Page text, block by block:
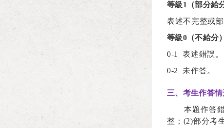
等級1（部分給
表述不完整或部
等級0（不給分）
0-1
表述錯誤。
0-2
未作答。
三、考生作答情
本題作答
整； (2)部分考